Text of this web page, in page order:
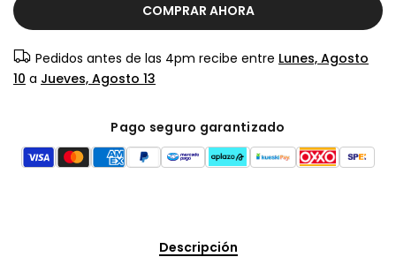
COMPRAR AHORA
Pedidos antes de las 4pm recibe entre Lunes, Agosto
10 a Jueves, Agosto 13
Pago seguro garantizado
Descripción